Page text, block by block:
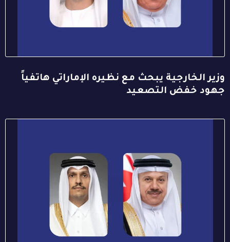
وزير الخارجية يبحث مع نظيره الإماراتي هاتفياً
جهود خفض التصعيد